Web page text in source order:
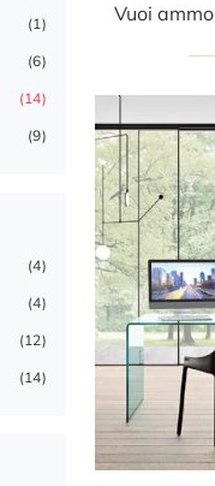
1
6
14
9
4
4
12
14